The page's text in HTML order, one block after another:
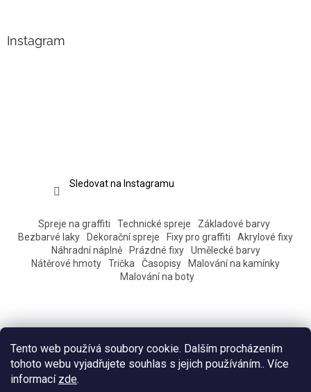
Tento web používá soubory cookie. Dalším procházením
tohoto webu vyjadřujete souhlas s jejich používáním.. Více
informací zde.
Instagram
Sledovat na Instagramu
Spreje na graffiti Technické spreje
Základové barvy
Bezbarvé laky
Dekorační spreje Fixy pro graffiti
Akrylové fixy
Náhradní náplně
Prázdné fixy
Umělecké barvy
Nátěrové hmoty
Trička Časopisy
Malování na kamínky
Malování na boty